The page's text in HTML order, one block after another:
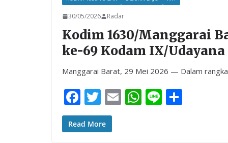
30/05/2026 Radar
Kodim 1630/Manggarai
ke-69 Kodam IX/Udayana
Manggarai Barat, 29 Mei 2026 — Dalam
F
ac
e
T
w
itt
E
m
W
h
Li
n
Read More